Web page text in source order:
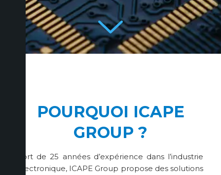
POURQUOI ICAPE
GROUP ?
Fort de 25 années d’expérience dans l’industrie
électronique, ICAPE Group propose des solutions